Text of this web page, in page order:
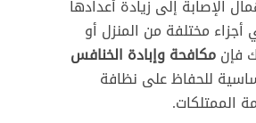
الإصابة إلى زيادة أعدادها
أجزاء مختلفة من المنزل أو
فإنمكافحة وإبادة الخنافس
للحفاظ على نظافة
الممتلكات.